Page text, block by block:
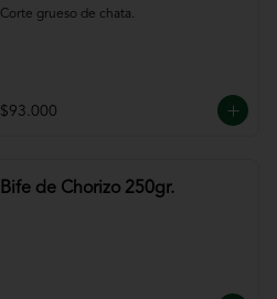
Corte grueso de chata.
$93.000
Bife de Chorizo 250gr.